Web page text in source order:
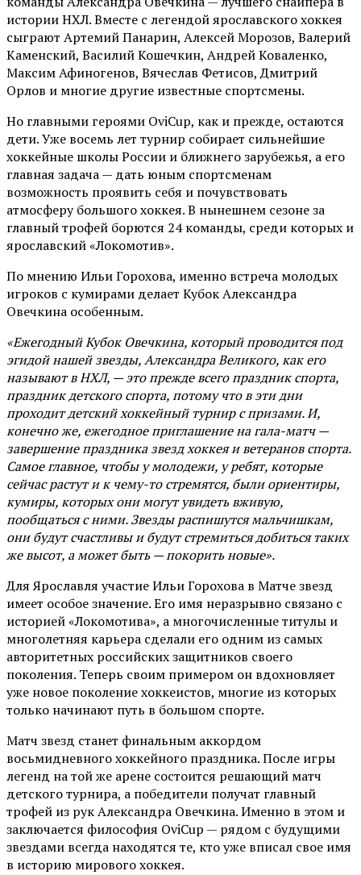
истории НХЛ. Вместе с легендой ярославского хоккея
сыграют Артемий Панарин, Алексей Морозов, Валерий
Каменский, Василий Кошечкин, Андрей Коваленко,
Максим Афиногенов, Вячеслав Фетисов, Дмитрий
Орлов и многие другие известные спортсмены.
Но главными героями OviCup, как и прежде, остаются
дети. Уже восемь лет турнир собирает сильнейшие
хоккейные школы России и ближнего зарубежья, а его
главная задача — дать юным спортсменам
возможность проявить себя и почувствовать
атмосферу большого хоккея. В нынешнем сезоне за
главный трофей борются 24 команды, среди которых и
ярославский «Локомотив».
По мнению Ильи Горохова, именно встреча молодых
игроков с кумирами делает Кубок Александра
Овечкина особенным.
«Ежегодный Кубок Овечкина, который проводится под
эгидой нашей звезды, Александра Великого, как его
называют в НХЛ, — это прежде всего праздник спорта,
праздник детского спорта, потому что в эти дни
проходит детский хоккейный турнир с призами. И,
конечно же, ежегодное приглашение на гала-матч —
завершение праздника звезд хоккея и ветеранов спорта.
Самое главное, чтобы у молодежи, у ребят, которые
сейчас растут и к чему-то стремятся, были ориентиры,
кумиры, которых они могут увидеть вживую,
пообщаться с ними. Звезды распишутся мальчишкам,
они будут счастливы и будут стремиться добиться таких
же высот, а может быть — покорить новые».
Для Ярославля участие Ильи Горохова в Матче звезд
имеет особое значение. Его имя неразрывно связано с
историей «Локомотива», а многочисленные титулы и
многолетняя карьера сделали его одним из самых
авторитетных российских защитников своего
поколения. Теперь своим примером он вдохновляет
уже новое поколение хоккеистов, многие из которых
только начинают путь в большом спорте.
Матч звезд станет финальным аккордом
восьмидневного хоккейного праздника. После игры
легенд на той же арене состоится решающий матч
детского турнира, а победители получат главный
трофей из рук Александра Овечкина. Именно в этом и
заключается философия OviCup — рядом с будущими
звездами всегда находятся те, кто уже вписал свое имя
в историю мирового хоккея.